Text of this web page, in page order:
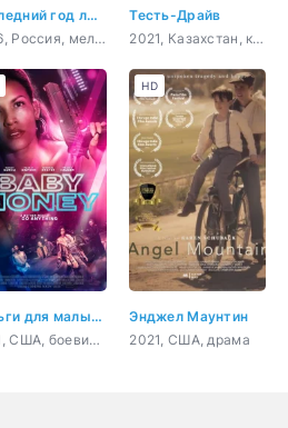
Последний год любви
2026, Россия, мелодрама
Тесть-Драйв
2021, Казахстан, комедия
Деньги для малышки
2021, США, боевик, триллер
Энджел Маунтин
2021, США, драма
HD